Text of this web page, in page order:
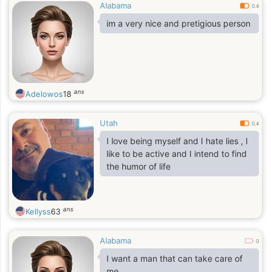
Alabama 0.4
im a very nice and pretigious person
Adelowos18 ans
Utah 0.4
I love being myself and I hate lies , I
like to be active and I intend to find
the humor of life
Kellyss63 ans
Alabama 0
I want a man that can take care of